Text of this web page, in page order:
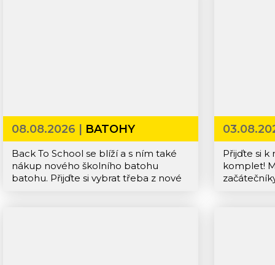
08.08.2026 | BATOHY
BURTON
Back To School se blíží a s ním také
nákup nového školního batohu
batohu. Přijďte si vybrat třeba z nové
Přijďte si k
komplet!